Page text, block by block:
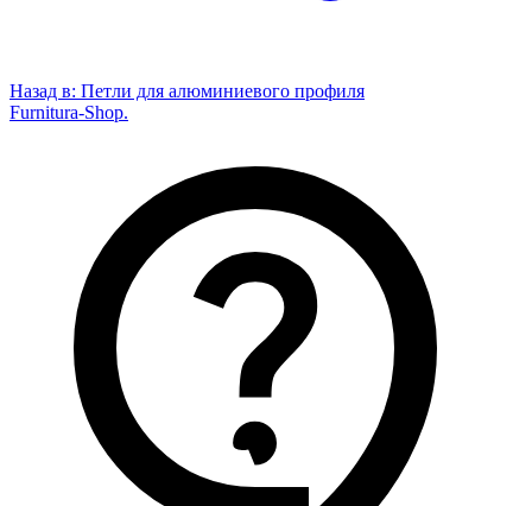
Назад в: Петли для алюминиевого профиля
Furnitura-Shop.